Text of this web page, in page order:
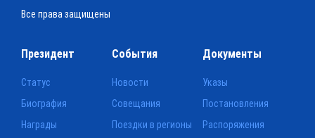
Все права защищены
Президент
Статус
Биография
Награды
События
Новости
Совещания
Поездки в регионы
Документы
Указы
Постановления
Распоряжения